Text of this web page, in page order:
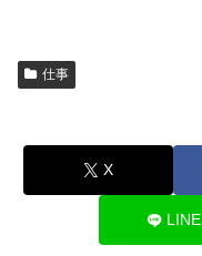
仕事
X
LINE